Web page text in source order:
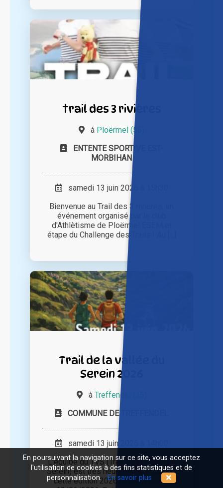
trail des 3 rivières
à Ploërmel (56)
ENTENTE SPORTIVE EST-
MORBIHAN
samedi 13 juin 2026 à 15h30
Bienvenue au Trail des 3 rivières, un
événement organisé par le club
d'Athlètisme de Ploërmel ESEM et
étape du Challenge des Trails ! Au [...]
Trail de la vallée du
Serein 2026
à Treffendel (35)
COMMUNE DE TREFFENDEL
samedi 13 juin 2026 à 14h00
L'équipe du TVS (Trail de la vallée du
Serein) est très heureuse d'organiser
cette édition 2026 qui aura lieu le
En poursuivant la navigation sur ce site, vous acceptez
l'utilisation de cookies à des fins statistiques et de
personnalisation.En savoir plus